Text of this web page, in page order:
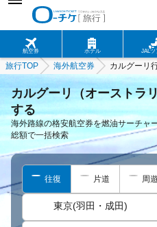
航空券 ホテル JALツ
旅行TOP 海外航空券 カルグーリ
カルグーリ（オーストラ
する
海外路線の格安航空券を燃油サーチャ
総額で一括検索
往復 片道 周
東京(羽田・成田)